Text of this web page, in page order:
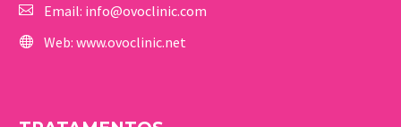
Email: info@ovoclinic.com
Web: www.ovoclinic.net